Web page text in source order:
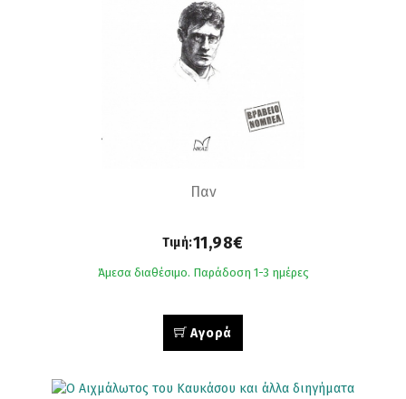
Παν
Τιμή:11,98€
Άμεσα διαθέσιμο. Παράδοση 1-3 ημέρες
Αγορά